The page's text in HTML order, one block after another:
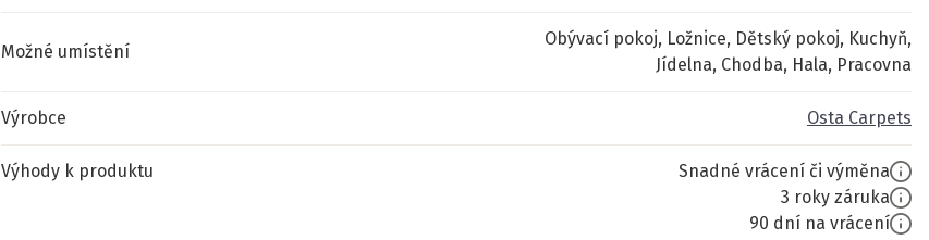
Možné umístění
Obývací pokoj, Ložnice, Dětský pokoj, Kuchyň,
Jídelna, Chodba, Hala, Pracovna
Výrobce Osta Carpets
Výhody k produktu
Snadné vrácení či výměna
3 roky záruka
90 dní na vrácení